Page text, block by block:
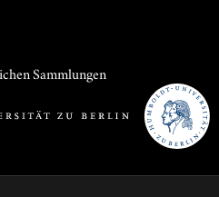
Sammlungen